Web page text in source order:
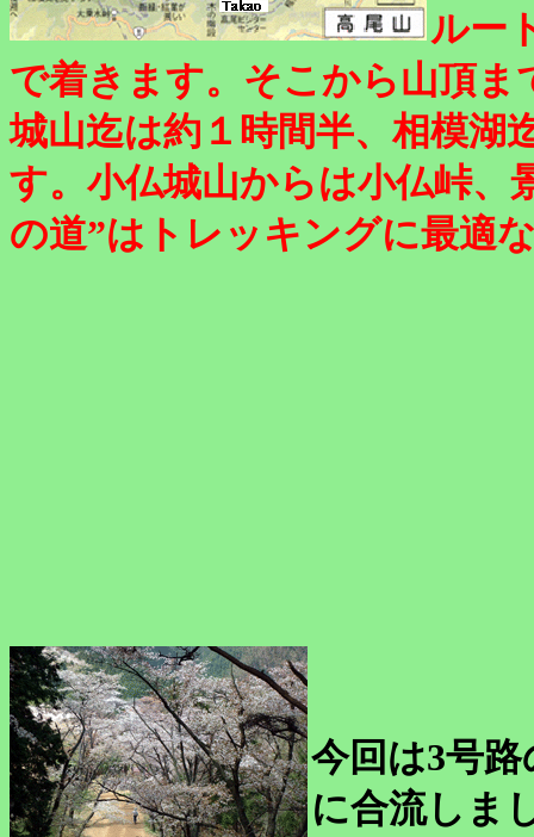
ルー
で着きます。そこから山頂ま
城山迄は約１時間半、相模湖
す。小仏城山からは小仏峠、
の道”はトレッキングに最適
今回は3号
に合流しま